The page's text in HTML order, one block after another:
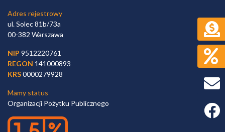
Adres rejestrowy
ul. Solec 81b/73a
00-382 Warszawa
NIP 9512220761
REGON 141000893
KRS0000279928
Mamy status
Organizacji Pożytku Publicznego